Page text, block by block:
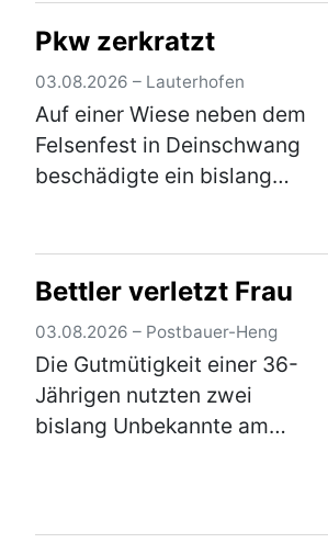
rechts auf eine Wiese
einbiegen wollte, übersah sie
eine 66-jährige Radfahrerin,
die den…(mehr)
Pkw zerkratzt
03.08.2026 – Lauterhofen
Auf einer Wiese neben dem
Felsenfest in Deinschwang
beschädigte ein bislang
geparkten, silbernen Kia. Die
linke Fahrzeugseite…(mehr)
Bettler verletzt Frau
03.08.2026 – Postbauer-Heng
Die Gutmütigkeit einer 36-
Jährigen nutzten zwei
bislang Unbekannte am